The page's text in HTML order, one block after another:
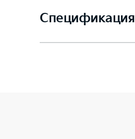
Спецификация